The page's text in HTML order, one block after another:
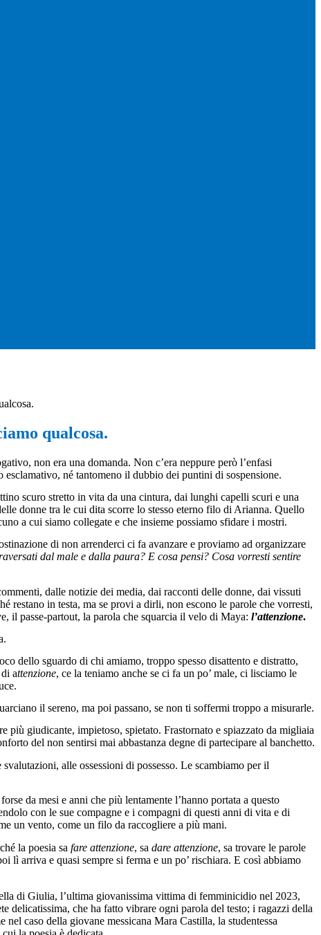
qualcosa.
non era una domanda. Non c’era neppure però l’enfasi
esclamativo, né tantomeno il dubbio dei puntini di sospensione.
scuro stretto in vita da una cintura, dai lunghi capelli scuri e una
donne tra le cui dita scorre lo stesso eterno filo di Arianna. Quello
a cui siamo collegate e che insieme possiamo sfidare i mostri.
di non arrenderci ci fa avanzare e proviamo ad organizzare
dal male e dalla paura? E cosa pensi? Cosa vorresti sentire
dalle notizie dei media, dai racconti delle donne, dai vissuti
restano in testa, ma se provi a dirli, non escono le parole che vorresti,
il passe-partout, la parola che squarcia il velo di Maya: l’attenzione.
dello sguardo di chi amiamo, troppo spesso disattento e distratto,
attenzione, ce la teniamo anche se ci fa un po’ male, ci lisciamo le
il sereno, ma poi passano, se non ti soffermi troppo a misurarle.
più giudicante, impietoso, spietato. Frastornato e spiazzato da migliaia
del non sentirsi mai abbastanza degne di partecipare al banchetto.
alle ossessioni di possesso. Le scambiamo per il
da mesi e anni che più lentamente l’hanno portata a questo
con le sue compagne e i compagni di questi anni di vita e di
un vento, come un filo da raccogliere a più mani.
la poesia sa fare attenzione, sa dare attenzione, sa trovare le parole
lì arriva e quasi sempre si ferma e un po’ rischiara. E così abbiamo
di Giulia, l’ultima giovanissima vittima di femminicidio nel 2023,
delicatissima, che ha fatto vibrare ogni parola del testo; i ragazzi della
caso della giovane messicana Mara Castilla, la studentessa